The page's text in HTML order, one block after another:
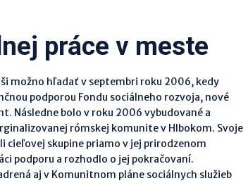
práce v meste
možno hľadať v septembri roku 2006, kedy
podporou Fondu sociálneho rozvoja, nové
Následne bolo v roku 2006 vybudované a
rómskej komunite v Hlbokom. Svoje
skupine priamo v jej prirodzenom
podporu a rozhodlo o jej pokračovaní.
aj v Komunitnom pláne sociálnych služieb